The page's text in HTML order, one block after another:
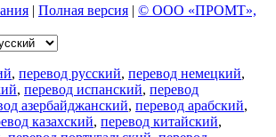
| Полная версия | © ООО «ПРОМТ»,
, перевод русский, перевод немецкий,
, перевод испанский, перевод
азербайджанский, перевод арабский,
казахский, перевод китайский,